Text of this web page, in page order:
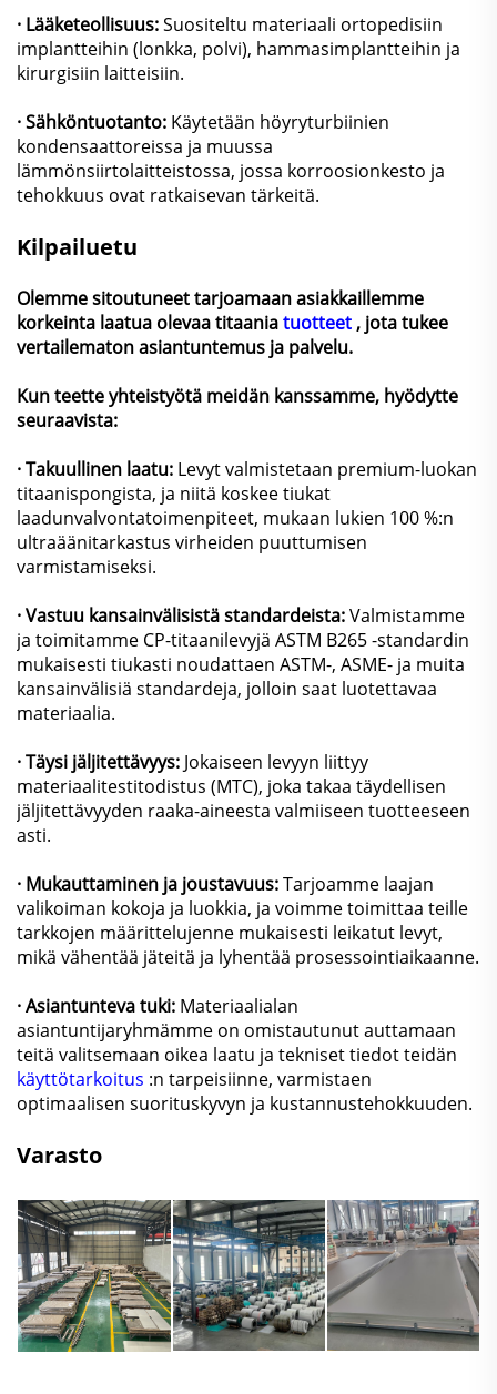
· Lääketeollisuus:Suositeltu materiaali ortopedisiin
implantteihin (lonkka, polvi), hammasimplantteihin ja
kirurgisiin laitteisiin.
· Sähköntuotanto: Käytetään höyryturbiinien
kondensaattoreissa ja muussa
lämmönsiirtolaitteistossa, jossa korroosionkesto ja
tehokkuus ovat ratkaisevan tärkeitä.
Kilpailuetu
Olemme sitoutuneet tarjoamaan asiakkaillemme
korkeinta laatua olevaa titaaniatuotteet , jota tukee
vertailematon asiantuntemus ja palvelu.
Kun teette yhteistyötä meidän kanssamme, hyödytte
seuraavista:
· Takuullinen laatu: Levyt valmistetaan premium-luokan
titaanispongista, ja niitä koskee tiukat
laadunvalvontatoimenpiteet, mukaan lukien 100 %:n
ultraäänitarkastus virheiden puuttumisen
varmistamiseksi.
· Vastuu kansainvälisistä standardeista:Valmistamme
ja toimitamme CP-titaanilevyjä ASTM B265 -standardin
mukaisesti tiukasti noudattaen ASTM-, ASME- ja muita
kansainvälisiä standardeja, jolloin saat luotettavaa
materiaalia.
· Täysi jäljitettävyys: Jokaiseen levyyn liittyy
materiaalitestitodistus (MTC), joka takaa täydellisen
jäljitettävyyden raaka-aineesta valmiiseen tuotteeseen
asti.
· Mukauttaminen ja joustavuus:Tarjoamme laajan
valikoiman kokoja ja luokkia, ja voimme toimittaa teille
tarkkojen määrittelujenne mukaisesti leikatut levyt,
mikä vähentää jäteitä ja lyhentää prosessointiaikaanne.
· Asiantunteva tuki: Materiaalialan
asiantuntijaryhmämme on omistautunut auttamaan
teitä valitsemaan oikea laatu ja tekniset tiedot teidän
käyttötarkoitus :n tarpeisiinne, varmistaen
optimaalisen suorituskyvyn ja kustannustehokkuuden.
Varasto